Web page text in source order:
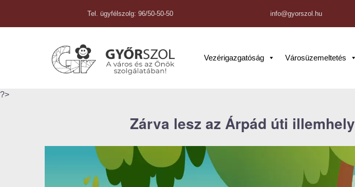
Tel. ügyfélszolg: 96/50-50-50 info@gyorszol.hu
Vezérigazgatóság Városüzemeltetés
?>
Zárva lesz az Árpád úti illemhely